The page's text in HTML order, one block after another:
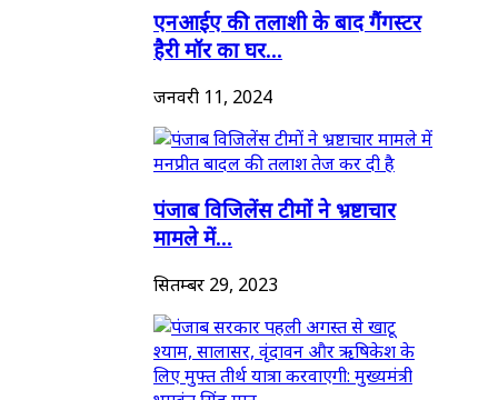
एनआईए की तलाशी के बाद गैंगस्टर
हैरी मॉर का घर...
जनवरी 11, 2024
पंजाब विजिलेंस टीमों ने भ्रष्टाचार
मामले में...
सितम्बर 29, 2023